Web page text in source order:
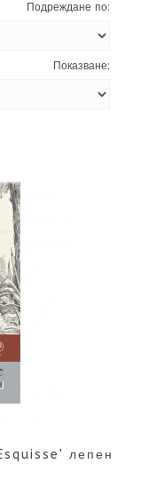
Подреждане по:
Показване:
лепен